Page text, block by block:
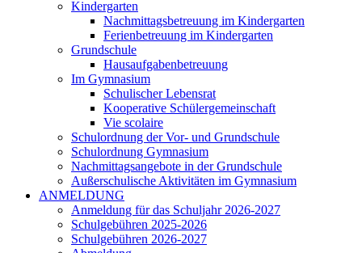
Kindergarten
Nachmittagsbetreuung im Kindergarten
Ferienbetreuung im Kindergarten
Grundschule
Hausaufgabenbetreuung
Im Gymnasium
Schulischer Lebensrat
Kooperative Schülergemeinschaft
Vie scolaire
Schulordnung der Vor- und Grundschule
Schulordnung Gymnasium
Nachmittagsangebote in der Grundschule
Außerschulische Aktivitäten im Gymnasium
ANMELDUNG
Anmeldung für das Schuljahr 2026-2027
Schulgebühren 2025-2026
Schulgebühren 2026-2027